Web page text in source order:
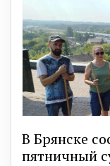
В Брянске
пятничный